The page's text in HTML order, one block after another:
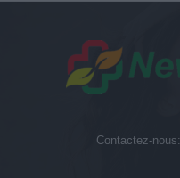
Contactez-nous: